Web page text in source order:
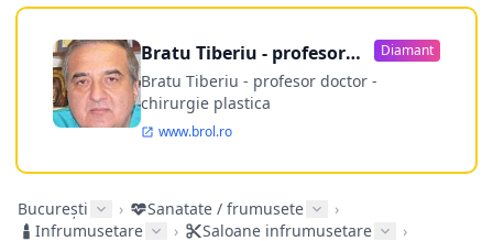
Bratu Tiberiu - profesor
doctor
Diamant
Bratu Tiberiu - profesor doctor -
chirurgie plastica
www.brol.ro
București › Sanatate / frumusete
›
Infrumusetare
› Saloane infrumusetare
›